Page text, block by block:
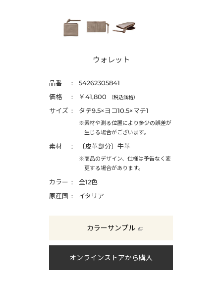
ウォレット
品番
54262305841
価格
￥41,800 （税込価格）
サイズ タテ9.5×ヨコ10.5×マチ1
※素材や測る位置により多少の誤差が
生じる場合がございます。
素材 〔皮革部分〕牛革
※商品のデザイン、仕様は予告なく変
更する場合があります。
カラー
全12色
原産国
イタリア
カラーサンプル
オンラインストアから購入